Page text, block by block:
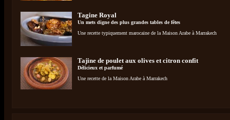
Tagine Royal
Un mets digne des plus grandes tables de fêtes
Une recette typiquement marocaine de la Maison Arabe à Marrakech
Tajine de poulet aux olives et citron confit
Délicieux et parfumé
Une recette de la Maison Arabe à Marrakech